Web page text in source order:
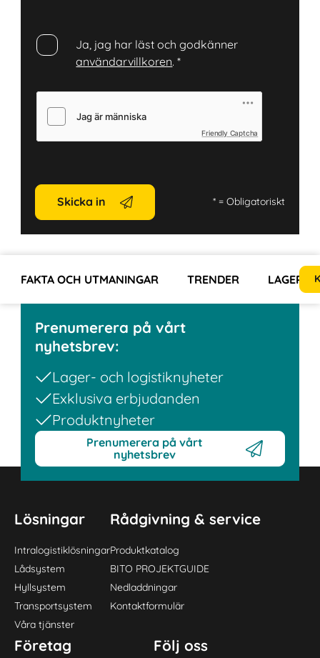
Ja, jag har läst och godkänner
användarvillkoren.*
Friendly Captcha
Skicka in *= Obligatoriskt
FAKTA OCH UTMANINGAR TRENDER LAGER-
Prenumerera på vårt
nyhetsbrev:
Lager- och logistiknyheter
Exklusiva erbjudanden
Produktnyheter
Prenumerera på vårt
nyhetsbrev
Lösningar
Intralogistiklösningar
Lådsystem
Hyllsystem
Transportsystem
Våra tjänster
Rådgivning & service
Produktkatalog
BITO PROJEKTGUIDE
Nedladdningar
Kontaktformulär
Företag Följ oss